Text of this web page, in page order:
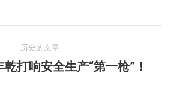
历史的文章
历
打响安全生产“第一枪”！